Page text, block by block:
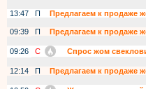
13:47
П Предлагаем к продаже
09:39
П Предлагаем к продаже
09:26
С Спрос жом
12:14
П Предлагаем к продаже